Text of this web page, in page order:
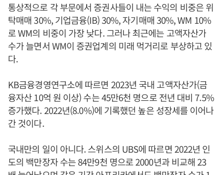
통상적으로 각 부문에서 증권사들이 내는 수익의 비중은 위
탁매매 30%, 기업금융(IB) 30%, 자기매매 30%, WM 10%
로 WM의 비중이 가장 낮다. 그러나 최근에는 고액자산가
수가 늘면서 WM이 증권업계의 미래 먹거리로 부상하고 있
다.
KB금융경영연구소에 따르면 2023년 국내 고액자산가(금
융자산 10억 원 이상) 수는 45만6천 명으로 전년 대비 7.5%
증가했다. 2022년(8.0%)에 기록했던 높은 성장세를 이어나
간 것이다.
국내만의 일이 아니다. 스위스의 UBS에 따르면 2022년 인
도의 백만장자 수는 84만9천 명으로 2000년과 비교해 23